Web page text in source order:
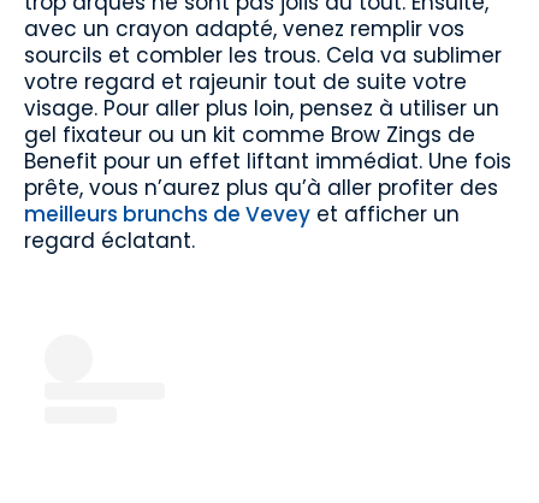
avec un crayon adapté, venez remplir vos
sourcils et combler les trous. Cela va sublimer
votre regard et rajeunir tout de suite votre
visage. Pour aller plus loin, pensez à utiliser un
gel fixateur ou un kit comme Brow Zings de
Benefit pour un effet liftant immédiat. Une fois
prête, vous n’aurez plus qu’à aller profiter des
meilleurs brunchs de Vevey et afficher un
regard éclatant.